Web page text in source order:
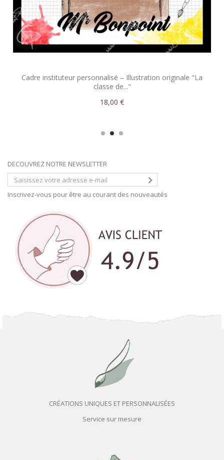
Cadre instituteur personnalisé – Illustration originale "La
classe de..."
18,00 €
DECOUVREZ NOTRE NEWSLETTER
Inscrivez-vous pour être au courant des nouveautés
CRÉATIONS UNIQUES ET PERSONNALISÉES
Service sur mesure